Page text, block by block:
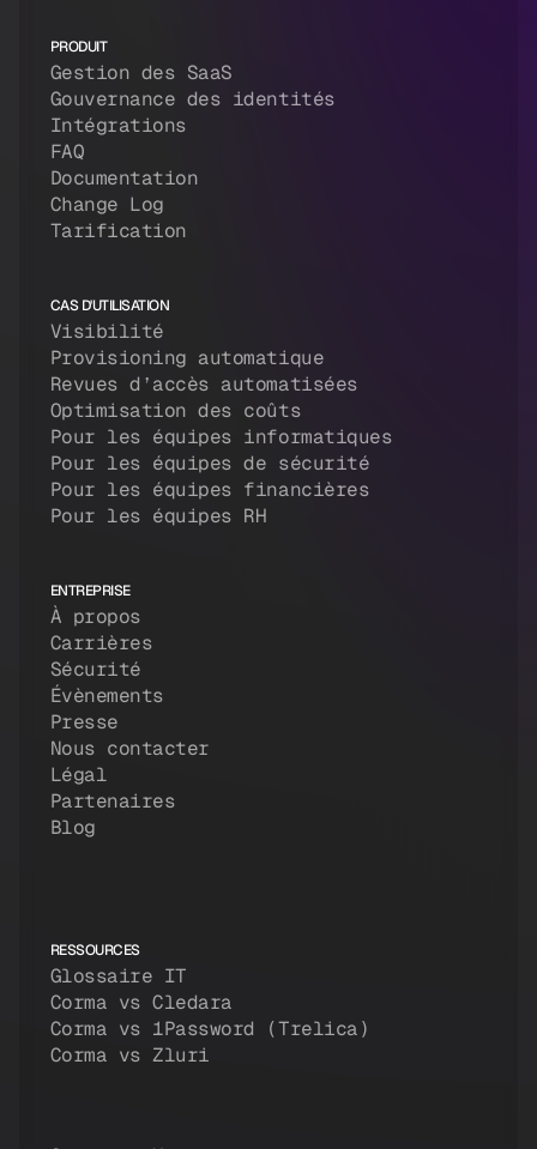
PRODUIT
Gestion des SaaS
Gouvernance des identités
Intégrations
FAQ
Documentation
Change Log
Tarification
CAS D'UTILISATION
Visibilité
Provisioning automatique
Revues d’accès automatisées
Optimisation des coûts
Pour les équipes informatiques
Pour les équipes de sécurité
Pour les équipes financières
Pour les équipes RH
ENTREPRISE
À propos
Carrières
Sécurité
Évènements
Presse
Nous contacter
Légal
Partenaires
Blog
RESSOURCES
Glossaire IT
Corma vs Cledara
Corma vs 1Password (Trelica)
Corma vs Zluri